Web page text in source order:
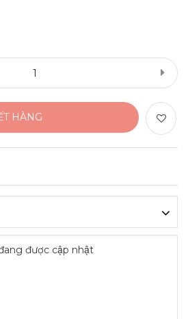
HÀNG
được cập nhật